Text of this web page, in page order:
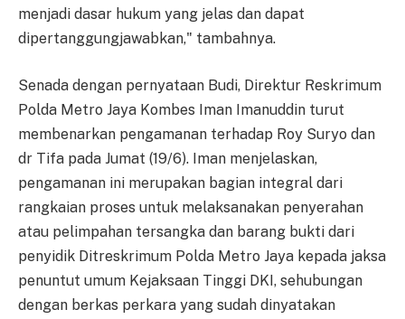
menjadi dasar hukum yang jelas dan dapat
dipertanggungjawabkan," tambahnya.
Senada dengan pernyataan Budi, Direktur Reskrimum
Polda Metro Jaya Kombes Iman Imanuddin turut
membenarkan pengamanan terhadap Roy Suryo dan
dr Tifa pada Jumat (19/6). Iman menjelaskan,
pengamanan ini merupakan bagian integral dari
rangkaian proses untuk melaksanakan penyerahan
atau pelimpahan tersangka dan barang bukti dari
penyidik Ditreskrimum Polda Metro Jaya kepada jaksa
penuntut umum Kejaksaan Tinggi DKI, sehubungan
dengan berkas perkara yang sudah dinyatakan